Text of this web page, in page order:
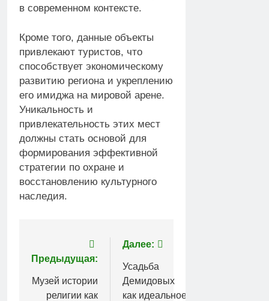
в современном контексте.
Кроме того, данные объекты
привлекают туристов, что
способствует экономическому
развитию региона и укреплению
его имиджа на мировой арене.
Уникальность и
привлекательность этих мест
должны стать основой для
формирования эффективной
стратегии по охране и
восстановлению культурного
наследия.
Навигация
по
записям
Предыдущая:
Музей истории
религии как
Далее:
Усадьба
Демидовых
как идеальное